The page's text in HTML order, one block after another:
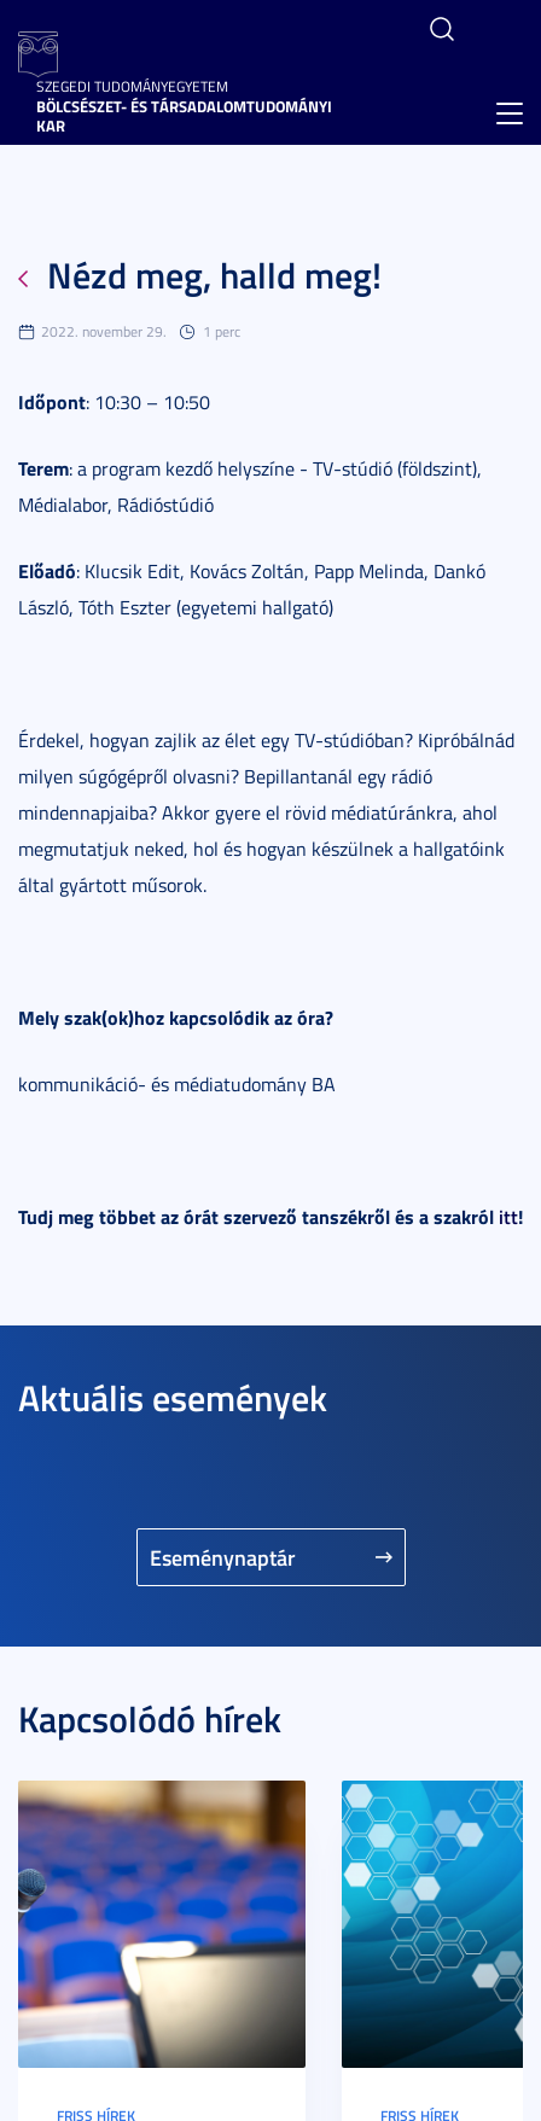
SZEGEDI TUDOMÁNYEGYETEM
BÖLCSÉSZET- ÉS TÁRSADALOMTUDOMÁNYI
KAR
Nézd meg, halld meg!
2022. november 29. 1 perc
Időpont: 10:30 – 10:50
Terem: a program kezdő helyszíne - TV-stúdió (földszint),
Médialabor, Rádióstúdió
Előadó: Klucsik Edit, Kovács Zoltán, Papp Melinda, Dankó
László, Tóth Eszter (egyetemi hallgató)
Érdekel, hogyan zajlik az élet egy TV-stúdióban? Kipróbálnád
milyen súgógépről olvasni? Bepillantanál egy rádió
mindennapjaiba? Akkor gyere el rövid médiatúránkra, ahol
megmutatjuk neked, hol és hogyan készülnek a hallgatóink
által gyártott műsorok.
Mely szak(ok)hoz kapcsolódik az óra?
kommunikáció- és médiatudomány BA
Tudj meg többet az órát szervező tanszékről és a szakról itt!
Aktuális események
Eseménynaptár
Kapcsolódó hírek
FRISS HÍREK FRISS HÍREK